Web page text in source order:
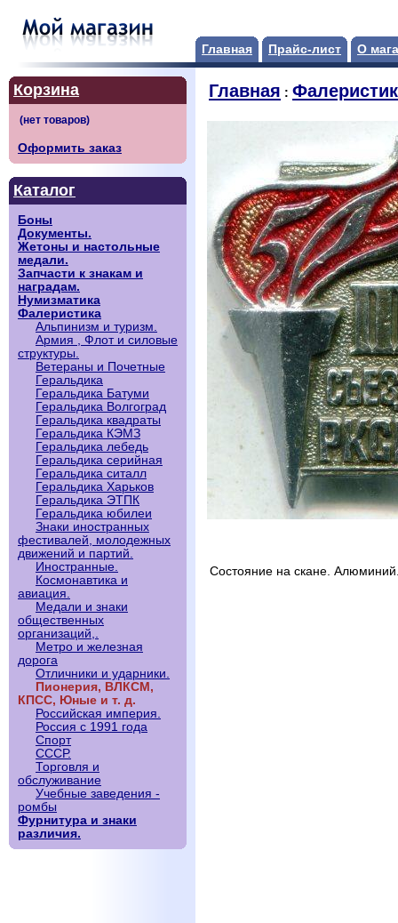
Главная Прайс-лист О
Корзина
Оформить заказ
Каталог
Боны
Документы.
Жетоны и настольные
медали.
Запчасти к знакам и
наградам.
Нумизматика
Фалеристика
Альпинизм и туризм.
Армия , Флот и силовые
структуры.
Ветераны и Почетные
Геральдика
Геральдика Батуми
Геральдика Волгоград
Геральдика квадраты
Геральдика КЭМЗ
Геральдика лебедь
Геральдика серийная
Геральдика ситалл
Геральдика Харьков
Геральдика ЭТПК
Геральдика юбилеи
Знаки иностранных
фестивалей, молодежных
движений и партий.
Иностранные.
Космонавтика и
авиация.
Медали и знаки
общественных
организаций,.
Метро и железная
дорога
Отличники и ударники.
Пионерия, ВЛКСМ,
КПСС, Юные и т. д.
Российская империя.
Россия с 1991 года
Спорт
СССР.
Торговля и
обслуживание
Учебные заведения -
ромбы
Фурнитура и знаки
различия.
Главная :
Состояние на скане.